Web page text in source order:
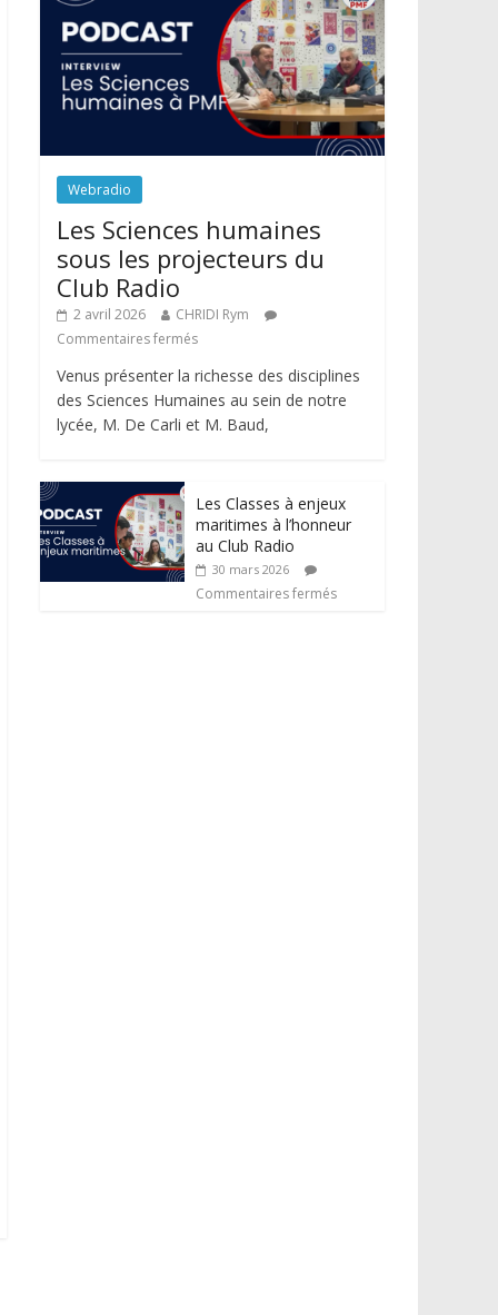
Webradio
Les Sciences humaines
sous les projecteurs du
Club Radio
2 avril 2026
CHRIDI Rym
Commentaires fermés
Venus présenter la richesse des disciplines
des Sciences Humaines au sein de notre
lycée, M. De Carli et M. Baud,
Les Classes à enjeux
maritimes à l’honneur
au Club Radio
30 mars 2026
Commentaires fermés